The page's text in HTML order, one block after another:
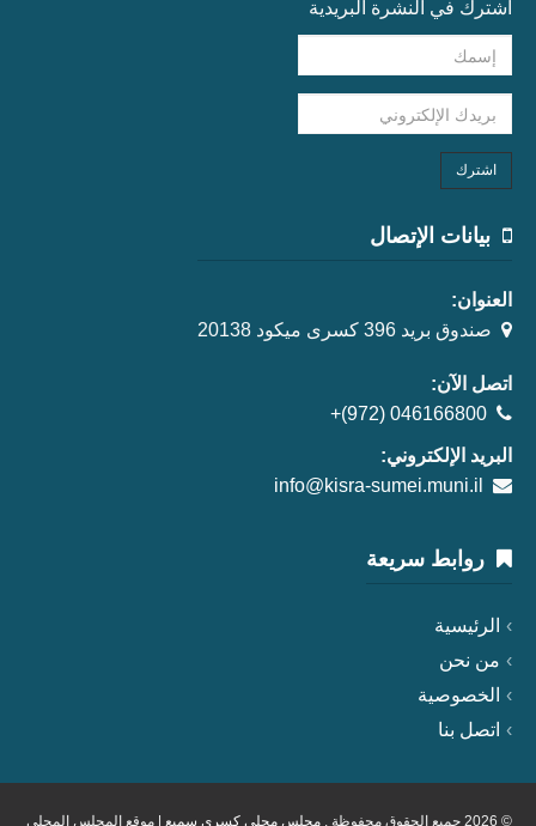
اشترك في النشرة البريدية
اشترك
بيانات الإتصال
العنوان:
صندوق بريد 396 كسرى ميكود 20138
اتصل الآن:
+(972) 046166800
البريد الإلكتروني:
info@kisra-sumei.muni.il
روابط سريعة
الرئيسية
من نحن
الخصوصية
اتصل بنا
© 2026 جميع الحقوق محفوظة . مجلس محلي كسرى سميع | موقع المجلس المحلي